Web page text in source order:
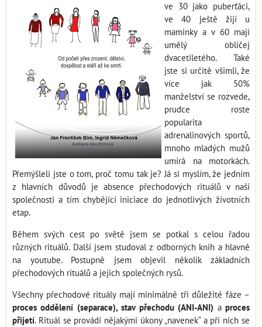
ve 30 jako puberťáci,
ve 40 ještě žijí u
maminky a v 60 mají
umělý obličej
dvacetiletého. Také
jste si určitě všimli, že
více jak 50%
manželství se rozvede,
prudce roste
popularita
adrenalinových sportů,
mnoho mladých mužů
umírá na motorkách.
Přemýšleli jste o tom, proč tomu tak je? Já si myslím, že jedním
z hlavních důvodů je absence přechodových rituálů v naší
společnosti a tím chybějící iniciace do jednotlivých životních
etap.
Během svých cest po světě jsem se potkal s celou řadou
různých rituálů. Další jsem studoval z odborných knih a hlavně
na youtube. Postupně jsem objevil několik základních
přechodových rituálů a jejich společných rysů.
Všechny přechodové rituály mají minimálně tři důležité fáze –
proces oddělení (separace), stav přechodu (ANI-ANI) aproces
přijetí. Rituál se provádí nějakými úkony „navenek“ a při nich se